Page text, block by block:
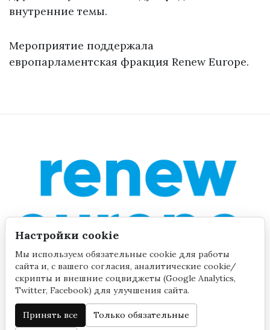
внутренние темы.
Мероприятие поддержала
европарламентская фракция Renew Europe.
©2020 by Yana Toom Настройки cookie
Настройки cookie
Мы используем обязательные cookie для работы
сайта и, с вашего согласия, аналитические cookie/
скрипты и внешние соцвиджеты (Google Analytics,
Twitter, Facebook) для улучшения сайта.
Принять все Только обязательные